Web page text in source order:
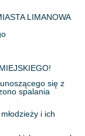
LIMANOWA
się z
spalania
i ich